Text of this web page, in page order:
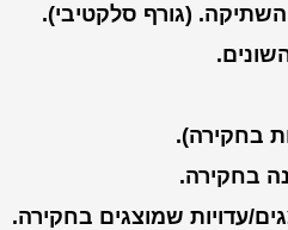
(גורף סלקטיבי).
בחקירה).
בחקירה.
עדויות שמוצגים בחקירה.